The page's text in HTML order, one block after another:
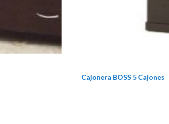
Cajonera BOSS 5 Cajones